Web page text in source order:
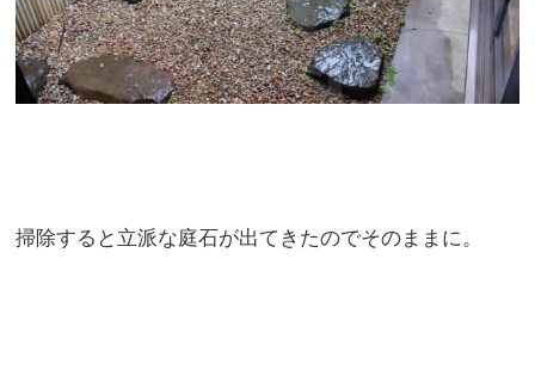
掃除すると立派な庭石が出てきたのでそのままに。